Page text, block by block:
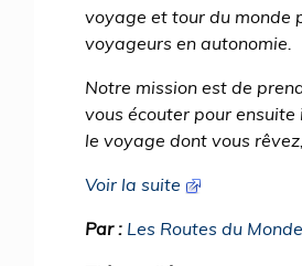
voyage et tour du monde
voyageurs en autonomie.
Notre mission est de
vous écouter pour
le voyage dont vous
Voir la suite
Par : Les Routes du Monde